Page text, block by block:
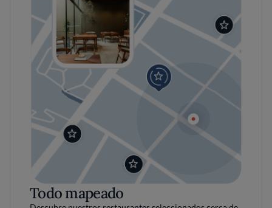
Todo mapeado